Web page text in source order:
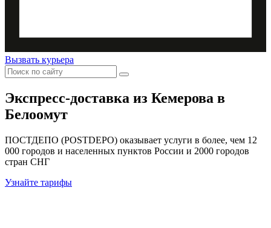
Вызвать курьера
Экспресс-доставка из Кемерова в
Белоомут
ПОСТДЕПО (POSTDEPO) оказывает услуги в более, чем 12
000 городов и населенных пунктов России и 2000 городов
стран СНГ
Узнайте тарифы